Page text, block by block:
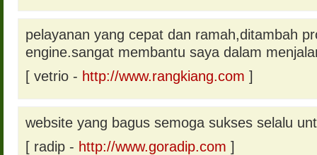
pelayanan yang cepat dan ramah,ditambah
engine.sangat membantu saya dalam
[ vetrio - http://www.rangkiang.com ]
website yang bagus semoga sukses selalu
[ radip - http://www.goradip.com ]